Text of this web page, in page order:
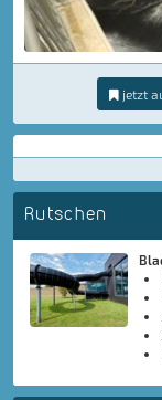
jetzt
Rutschen